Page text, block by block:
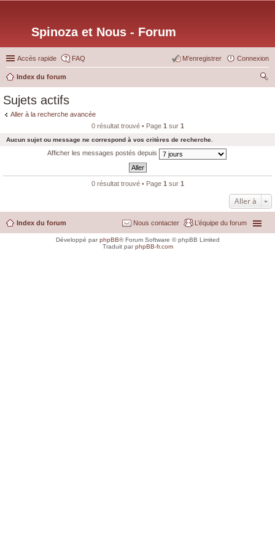
Spinoza et Nous - Forum
Accès rapide FAQ Connexion
M’enregistrer
Index du forum
Sujets actifs
Aller à la recherche avancée
0 résultat trouvé • Page 1 sur 1
Aucun sujet ou message ne correspond à vos critères de recherche.
Afficher les messages postés depuis
0 résultat trouvé • Page 1 sur 1
Aller à
Index du forum L’équipe du forum
Nous contacter
Développé parphpBB® Forum Software © phpBB Limited
Traduit parphpBB-fr.com